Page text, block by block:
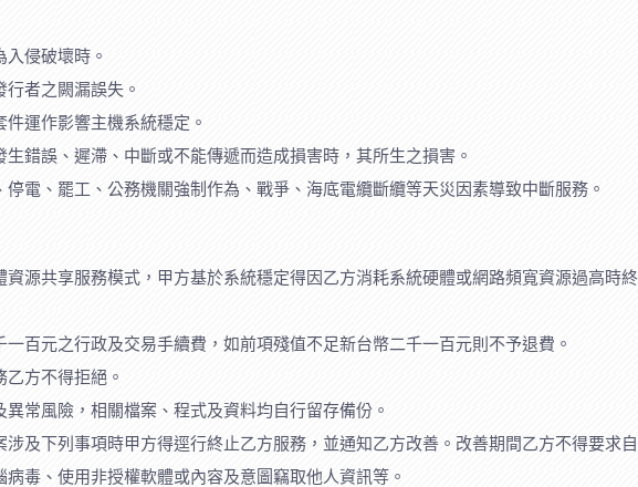
侵破壞時。
者之闕漏誤失。
運作影響主機系統穩定。
錯誤、遲滯、中斷或不能傳遞而造成損害時，其所生之損害。
電、罷工、公務機關強制作為、戰爭、海底電纜斷纜等天災因素導致中斷服務。
源共享服務模式，甲方基於系統穩定得因乙方消耗系統硬體或網路頻寬資源過高時
百元之行政及交易手續費，如前項殘值不足新台幣二千一百元則不予退費。
方不得拒絕。
常風險，相關檔案、程式及資料均自行留存備份。
及下列事項時甲方得逕行終止乙方服務，並通知乙方改善。改善期間乙方不得要求
毒、使用非授權軟體或內容及意圖竊取他人資訊等。